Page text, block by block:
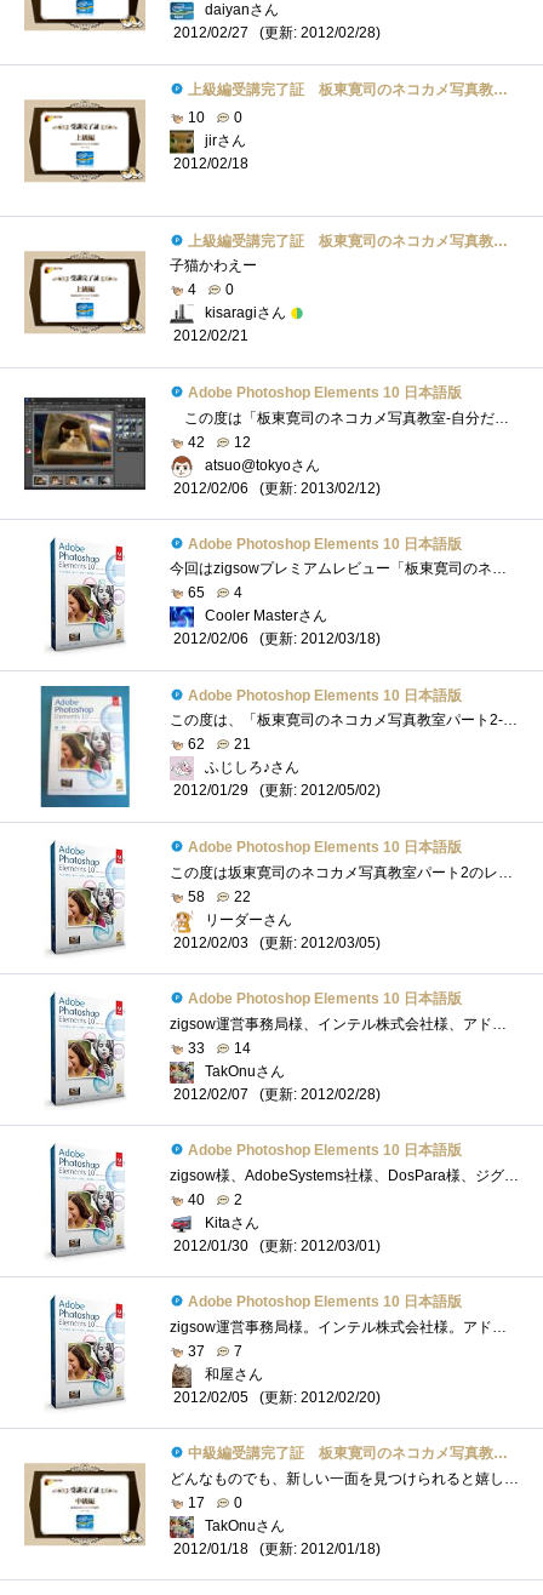
daiyanさん
2012/02/27
(更新: 2012/02/28)
上級編受講完了証 板東寛司のネコカメ写真教室パート2
10
0
jirさん
2012/02/18
上級編受講完了証 板東寛司のネコカメ写真教室パート2
子猫かわえー
4
0
kisaragiさん
2012/02/21
Adobe Photoshop Elements 10 日本語版
この度は「板東寛司のネコカメ写真教室-自分だけの写真集制作編」に選出いただきありがとうございます。 こちらでは、AdobePhotoshopElements10の�...
42
12
atsuo@tokyoさん
2012/02/06
(更新: 2013/02/12)
Adobe Photoshop Elements 10 日本語版
今回はzigsowプレミアムレビュー「板東寛司のネコカメ写真教室-自分だけの写真集制作編」のレビュアーに選出して頂き、マウスコンピューター「M...
65
4
Cooler Masterさん
2012/02/06
(更新: 2012/03/18)
Adobe Photoshop Elements 10 日本語版
この度は、「板東寛司のネコカメ写真教室パート2-自分だけの写真集制作編」のレビュアーに選出いただき、zigsow様及びインテル株式会社様、株式...
62
21
ふじしろ♪さん
2012/01/29
(更新: 2012/05/02)
Adobe Photoshop Elements 10 日本語版
この度は坂東寛司のネコカメ写真教室パート2のレビュアーに選出いただきzigsow様及びインテル株式会社様ほか関係各社様に厚く御礼申し上げます�...
58
22
リーダーさん
2012/02/03
(更新: 2012/03/05)
Adobe Photoshop Elements 10 日本語版
zigsow運営事務局様、インテル株式会社様、アドビシステムズ株式会社様、この度は、プレミアムレビュー「板東寛司のネコカメ写真教室-自分だけ�...
33
14
TakOnuさん
2012/02/07
(更新: 2012/02/28)
Adobe Photoshop Elements 10 日本語版
zigsow様、AdobeSystems社様、DosPara様、ジグソープレミアムレビュー「板東寛司のネコカメ写真教室」レビューアーに選出頂き有難うございます。【感�...
40
2
Kitaさん
2012/01/30
(更新: 2012/03/01)
Adobe Photoshop Elements 10 日本語版
zigsow運営事務局様。インテル株式会社様。アドビシステムズ株式会社様。この度は、プレミアムレビュー「板東寛司のネコカメ写真教室-自分だけ�...
37
7
和屋さん
2012/02/05
(更新: 2012/02/20)
中級編受講完了証 板東寛司のネコカメ写真教室パート2
どんなものでも、新しい一面を見つけられると嬉しいもの。それが、好きなものならなおさら。恋人でも猫でもPCでも(笑)こんにちは、TakOnuです。�...
17
0
TakOnuさん
2012/01/18
(更新: 2012/01/18)